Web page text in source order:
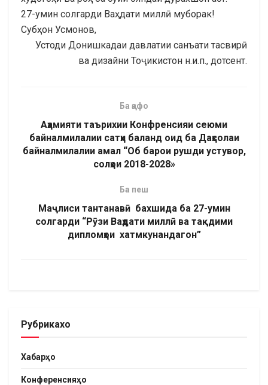
27-умин солгарди Ваҳдати миллӣ муборак!
Субҳон Усмонов,
Устоди Донишкадаи давлатии санъати тасвирӣ
ва дизайни Тоҷикистон н.и.п., дотсент.
Ба қафо
Аҳамияти таърихии Конфренсияи сеюми
байналмилалии сатҳи баланд оид ба Даҳсолаи
байналмилалии амал “Об барои рушди устувор,
солҳои 2018-2028»
Ба пеш
Маҷлиси тантанавӣ бахшида ба 27-умин
солгарди “Рӯзи Ваҳдати миллӣ ва тақдими
дипломҳои хатмкунандагон”
Рубрикахо
Хабарҳо
Конференсияҳо